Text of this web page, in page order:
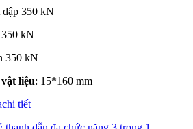
350 kN
kN
350 kN
liệu: 15*160 mm
chi tiết